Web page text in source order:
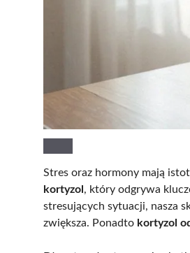
Stres oraz hormony mają
kortyzol , który odgrywa
stresujących sytuacji, nasza
zwiększa. Ponadto kortyzol